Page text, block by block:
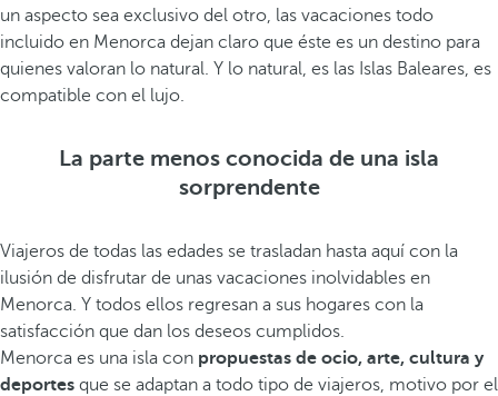
un aspecto sea exclusivo del otro, las vacaciones todo
incluido en Menorca dejan claro que éste es un destino para
quienes valoran lo natural. Y lo natural, es las Islas Baleares, es
compatible con el lujo.
La parte menos conocida de una isla
sorprendente
Viajeros de todas las edades se trasladan hasta aquí con la
ilusión de disfrutar de unas vacaciones inolvidables en
Menorca. Y todos ellos regresan a sus hogares con la
satisfacción que dan los deseos cumplidos.
Menorca es una isla con propuestas de ocio, arte, cultura y
deportes que se adaptan a todo tipo de viajeros, motivo por el